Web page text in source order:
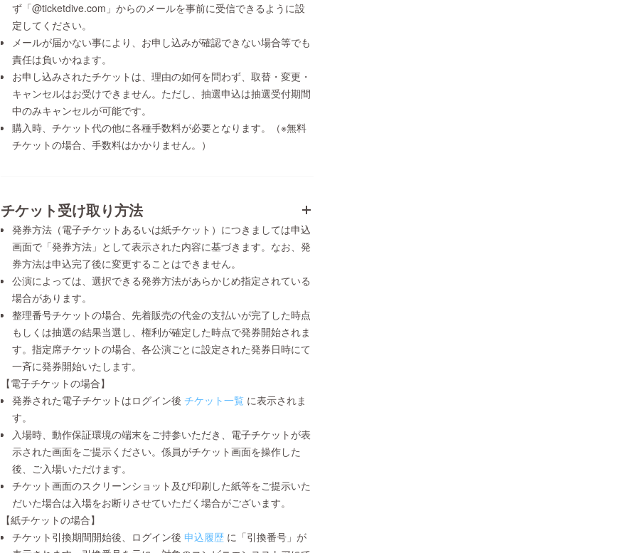
ず「@ticketdive.com」からのメールを事前に受信できるように設
定してください。
メールが届かない事により、お申し込みが確認できない場合等でも
責任は負いかねます。
お申し込みされたチケットは、理由の如何を問わず、取替・変更・
キャンセルはお受けできません。ただし、抽選申込は抽選受付期間
中のみキャンセルが可能です。
購入時、チケット代の他に各種手数料が必要となります。（※無料
チケットの場合、手数料はかかりません。）
チケット受け取り方法
発券方法（電子チケットあるいは紙チケット）につきましては申込
画面で「発券方法」として表示された内容に基づきます。なお、発
券方法は申込完了後に変更することはできません。
公演によっては、選択できる発券方法があらかじめ指定されている
場合があります。
整理番号チケットの場合、先着販売の代金の支払いが完了した時点
もしくは抽選の結果当選し、権利が確定した時点で発券開始されま
す。指定席チケットの場合、各公演ごとに設定された発券日時にて
一斉に発券開始いたします。
【電子チケットの場合】
発券された電子チケットはログイン後 チケット一覧 に表示されま
す。
入場時、動作保証環境の端末をご持参いただき、電子チケットが表
示された画面をご提示ください。係員がチケット画面を操作した
後、ご入場いただけます。
チケット画面のスクリーンショット及び印刷した紙等をご提示いた
だいた場合は入場をお断りさせていただく場合がございます。
【紙チケットの場合】
チケット引換期間開始後、ログイン後 申込履歴 に「引換番号」が